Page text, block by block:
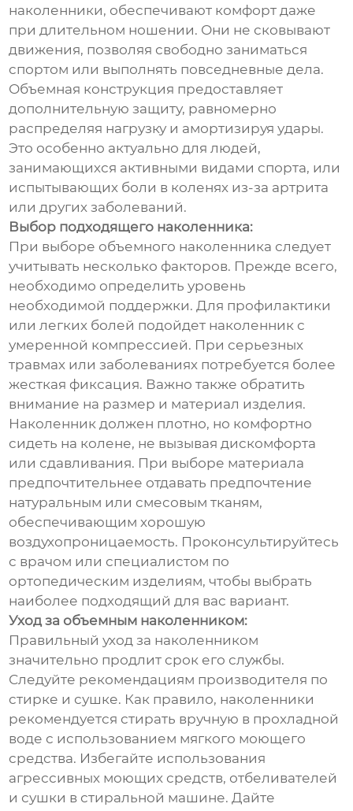
наколенники, обеспечивают комфорт даже
при длительном ношении. Они не сковывают
движения, позволяя свободно заниматься
спортом или выполнять повседневные дела.
Объемная конструкция предоставляет
дополнительную защиту, равномерно
распределяя нагрузку и амортизируя удары.
Это особенно актуально для людей,
занимающихся активными видами спорта, или
испытывающих боли в коленях из-за артрита
или других заболеваний.
Выбор подходящего наколенника:
При выборе объемного наколенника следует
учитывать несколько факторов. Прежде всего,
необходимо определить уровень
необходимой поддержки. Для профилактики
или легких болей подойдет наколенник с
умеренной компрессией. При серьезных
травмах или заболеваниях потребуется более
жесткая фиксация. Важно также обратить
внимание на размер и материал изделия.
Наколенник должен плотно, но комфортно
сидеть на колене, не вызывая дискомфорта
или сдавливания. При выборе материала
предпочтительнее отдавать предпочтение
натуральным или смесовым тканям,
обеспечивающим хорошую
воздухопроницаемость. Проконсультируйтесь
с врачом или специалистом по
ортопедическим изделиям, чтобы выбрать
наиболее подходящий для вас вариант.
Уход за объемным наколенником:
Правильный уход за наколенником
значительно продлит срок его службы.
Следуйте рекомендациям производителя по
стирке и сушке. Как правило, наколенники
рекомендуется стирать вручную в прохладной
воде с использованием мягкого моющего
средства. Избегайте использования
агрессивных моющих средств, отбеливателей
и сушки в стиральной машине. Дайте